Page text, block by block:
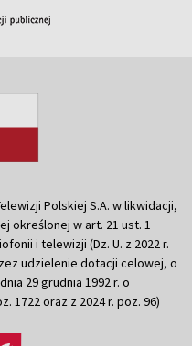
Polskiej S.A. w likwidacji,
określonej w art. 21 ust. 1
i telewizji (Dz. U. z 2022 r.
udzielenie dotacji celowej, o
29 grudnia 1992 r. o
1722 oraz z 2024 r. poz. 96)